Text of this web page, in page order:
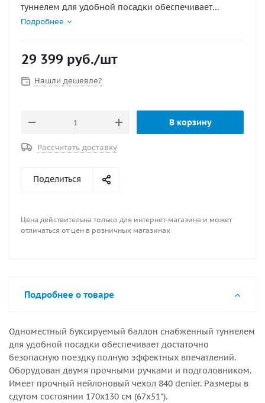
туннелем для удобной посадки обеспечивает
достаточно безопасную поездку полную эффектных
чехол 840 denier. Размеры в сдутом состоянии
Подробнее
29 399 руб./шт
Нашли дешевле?
В корзину
Рассчитать доставку
Поделиться
Цена действительна только для интернет-магазина и может
отличаться от цен в розничных магазинах
Подробнее о товаре
Одноместный буксируемый баллон снабженный туннелем
для удобной посадки обеспечивает достаточно
безопасную поездку полную эффектных впечатлений.
Оборудован двумя прочными ручками и подголовником.
Имеет прочный нейлоновый чехол 840 denier. Размеры в
сдутом состоянии 170х130 см (67х51").